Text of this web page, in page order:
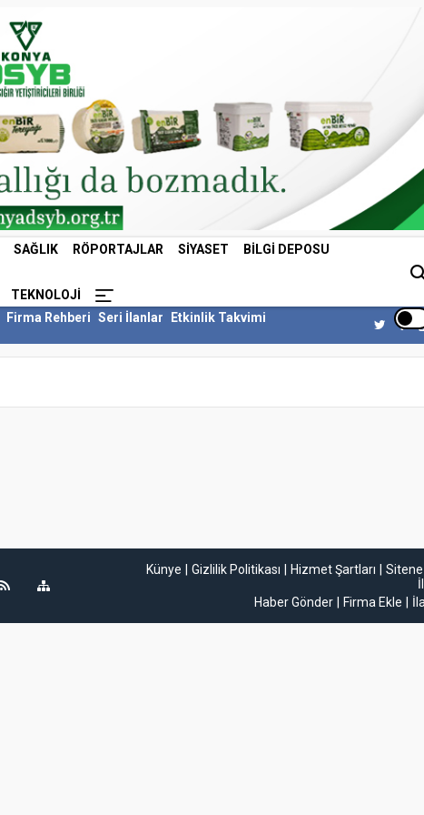
SAĞLIK RÖPORTAJLAR SIYASET BILGI DEPOSU
TEKNOLOJI
Firma Rehberi Seri İlanlar
Etkinlik Takvimi
Künye Gizlilik Politikası Hizmet Şartları
Sitene
Haber Gönder
Firma Ekle